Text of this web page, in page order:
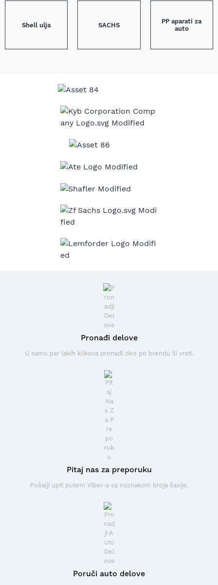
Shell ulja SACHS
PP aparati za
auto
Pronađi delove
U samo par lakih klikova pronađi deo po brendu ili vrsti.
Pitaj nas za preporuku
Pošalji upit putem Viber-a sa naznakom broja šasije.
Poruči auto delove